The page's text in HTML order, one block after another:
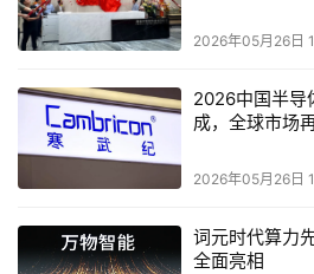
2026年05月26日
2026中国半导
成，全球市场
2026年05月26日
词元时代算力
全面亮相